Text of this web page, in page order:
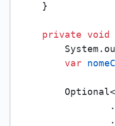
    }
private void
var